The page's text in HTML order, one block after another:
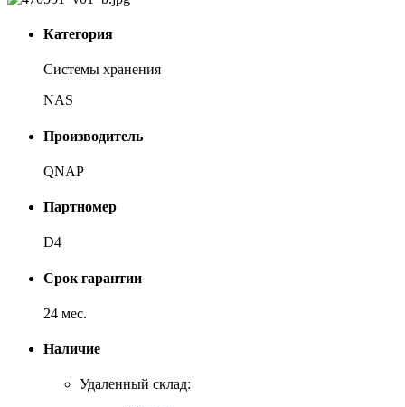
Категория
Системы хранения
NAS
Производитель
QNAP
Партномер
D4
Срок гарантии
24 мес.
Наличие
Удаленный склад: